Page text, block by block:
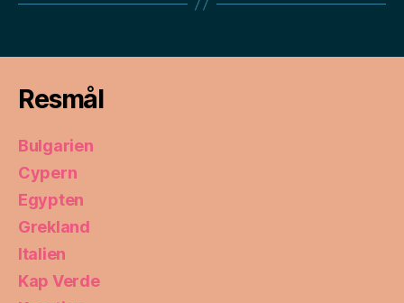
Resmål
Bulgarien
Cypern
Egypten
Grekland
Italien
Kap Verde